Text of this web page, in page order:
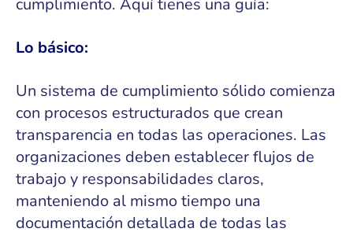
cumplimiento. Aquí tienes una guía:
Lo básico:
Un sistema de cumplimiento sólido comienza
con procesos estructurados que crean
transparencia en todas las operaciones. Las
organizaciones deben establecer flujos de
trabajo y responsabilidades claros,
manteniendo al mismo tiempo una
documentación detallada de todas las